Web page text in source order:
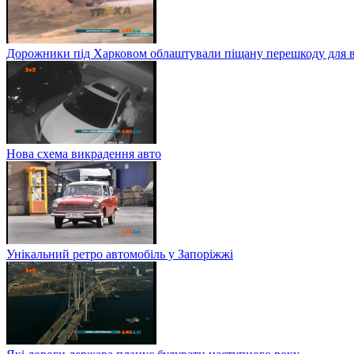
Дорожники під Харковом облаштували піщану перешкоду для
Нова схема викрадення авто
Унікальний ретро автомобіль у Запоріжжі